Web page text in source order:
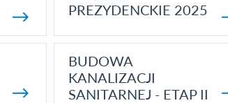
PREZYDENCKIE 2025
BUDOWA
KANALIZACJI
SANITARNEJ - ETAP II